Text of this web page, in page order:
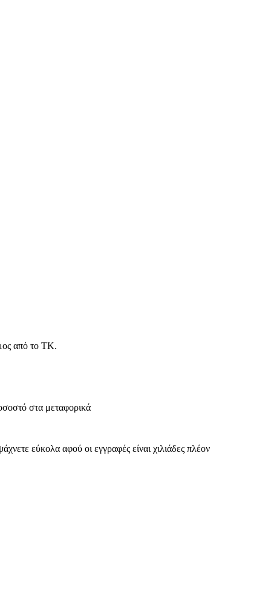
από το ΤΚ.
στα μεταφορικά
εύκολα αφού οι εγγραφές είναι χιλιάδες πλέον